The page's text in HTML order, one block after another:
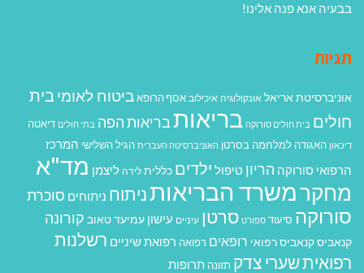
בבעיה אנא פנה אלינו!
תגיות
אוניברסיטת אריאל אונקולוגיה איכילוב אסף הרופא ביטוח לאומיבית
חולים בית חולים סורוקה בריאותבריאות הפה בתי חולים דיאטה
דיכאון האגודה למלחמה בסרטן האוניברסיטה העברית הגיל השלישי המרכז
הרפואי סורוקה הריון טיפול ילדים כללית לידה ליצמן מד"א
מחקרמשרד הבריאותניתוח ניתוחים סוכרת
סורוקה סיעוד ספורט סרטן עיניים עישון עמיעד טאוב קורונה
קנאביסקנאביס רפואי רופאים רפואה רפואת שיניים רשלנות
רפואיתשערי צדק תזונה תרופות